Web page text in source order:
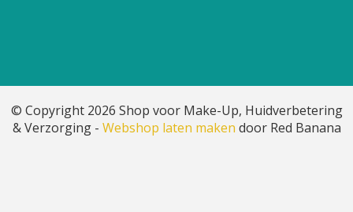
© Copyright 2026 Shop voor Make-Up, Huidverbetering
& Verzorging - Webshop laten maken door Red Banana